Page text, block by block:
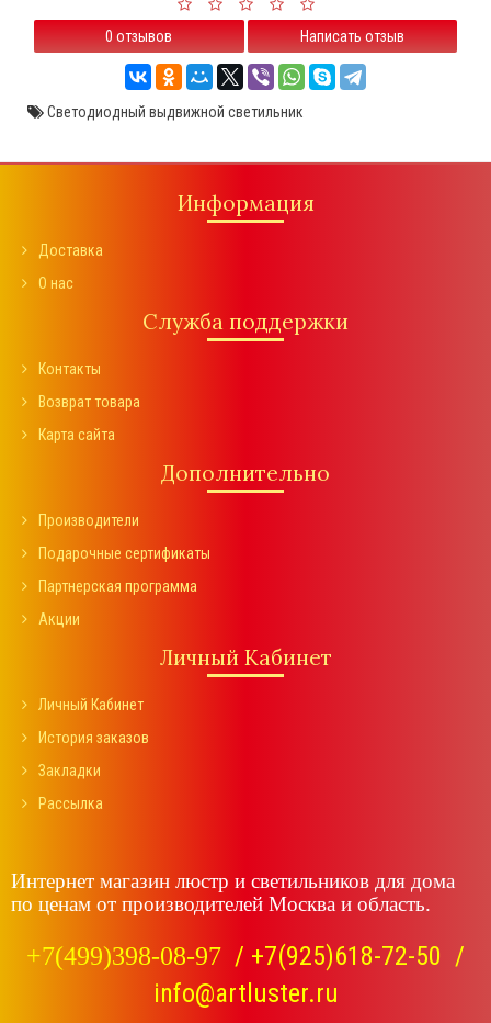
0 отзывов Написать отзыв
Светодиодный выдвижной светильник
Информация
Доставка
О нас
Служба поддержки
Контакты
Возврат товара
Карта сайта
Дополнительно
Производители
Подарочные сертификаты
Партнерская программа
Акции
Личный Кабинет
Личный Кабинет
История заказов
Закладки
Рассылка
Интернет магазин люстр и светильников для дома
по ценам от производителей Москва и область.
+7(499)398-08-97 / +7(925)618-72-50 /
info@artluster.ru